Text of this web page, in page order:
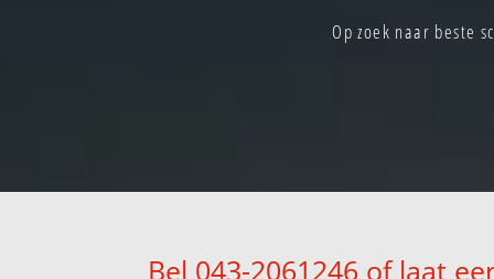
Op zoek naar beste
Bel 043-2061246 of laat